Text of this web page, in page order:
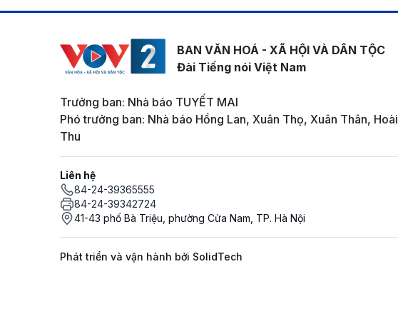
BAN VĂN HOÁ - XÃ HỘI VÀ DÂN TỘC
Đài Tiếng nói Việt Nam
Trưởng ban: Nhà báo TUYẾT MAI
Phó trưởng ban: Nhà báo Hồng Lan, Xuân Thọ, Xuân Thân, Hoài
Thu
Liên hệ
84-24-39365555
84-24-39342724
41-43 phố Bà Triệu, phường Cửa Nam, TP. Hà Nội
Phát triển và vận hành bởi SolidTech